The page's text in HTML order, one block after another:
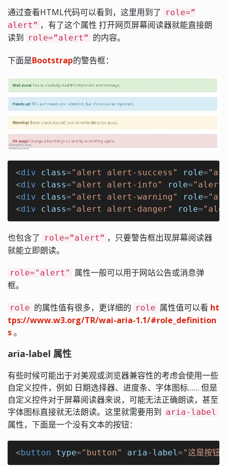
通过查看HTML代码可以看到，这里用到了
role=”
alert” ，有了这个属性 打开网页屏幕阅读器就能直接朗
读到 role=”alert” 的内容。
下面是Bootstrap的警告框：
<div class="alert alert-success" role=
<div class="alert alert-info" role=
<div class="alert alert-warning" role=
<div class="alert alert-danger" role=
也包含了 role=”alert” ，只要警告框出现屏幕阅读器
就能立即朗读。
role="alert"
属性一般可以用于网站公告或消息弹
框。
role 的属性值有很多，更详细的 role 属性值可以看 ht
tps://www.w3.org/TR/wai-aria-1.1/#role_definition
s。
aria-label 属性
有些时候可能出于对美观或浏览器兼容性的考虑会使用一些
自定义控件，例如 日期选择器、进度条、字体图标…… 但是
自定义控件对于屏幕阅读器来说，可能无法正确朗读，甚至
字体图标直接就无法朗读。这里就需要用到 aria-label
属性，下面是一个没有文本的按钮：
< button type="button" aria-label="这是按钮"